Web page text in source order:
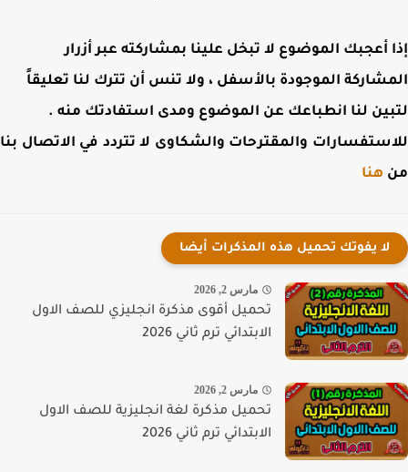
أعجبك الموضوع لا تبخل علينا بمشاركته عبر أزرار
الموجودة بالأسفل ، ولا تنس أن تترك لنا تعليقاً
لنا انطباعك عن الموضوع ومدى استفادتك منه .
والمقترحات والشكاوى لا تتردد في الاتصال بنا
هنا
لا يفوتك تحميل هذه المذكرات أيضا
مارس 2, 2026
تحميل أقوى مذكرة انجليزي للصف الاول
الابتدائي ترم ثاني 2026
مارس 2, 2026
تحميل مذكرة لغة انجليزية للصف الاول
الابتدائي ترم ثاني 2026